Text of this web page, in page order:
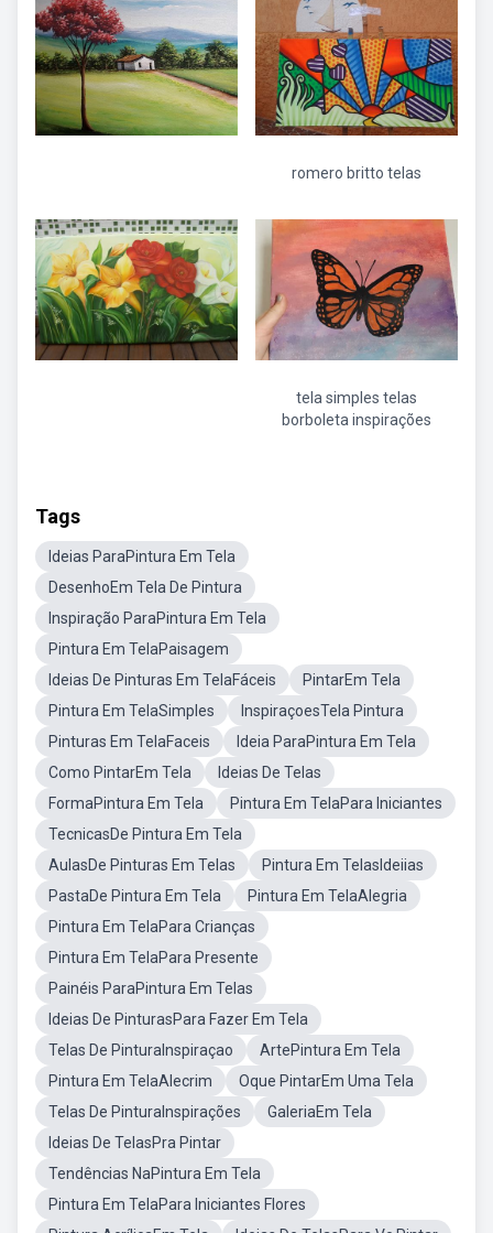
romero britto telas
tela simples telas
borboleta inspirações
Tags
Ideias ParaPintura Em Tela
DesenhoEm Tela De Pintura
Inspiração ParaPintura Em Tela
Pintura Em TelaPaisagem
Ideias De Pinturas Em TelaFáceis
PintarEm Tela
Pintura Em TelaSimples
InspiraçoesTela Pintura
Pinturas Em TelaFaceis
Ideia ParaPintura Em Tela
Como PintarEm Tela
Ideias De Telas
FormaPintura Em Tela
Pintura Em TelaPara Iniciantes
TecnicasDe Pintura Em Tela
AulasDe Pinturas Em Telas
Pintura Em TelasIdeiias
PastaDe Pintura Em Tela
Pintura Em TelaAlegria
Pintura Em TelaPara Crianças
Pintura Em TelaPara Presente
Painéis ParaPintura Em Telas
Ideias De PinturasPara Fazer Em Tela
Telas De PinturaInspiraçao
ArtePintura Em Tela
Pintura Em TelaAlecrim
Oque PintarEm Uma Tela
Telas De PinturaInspirações
GaleriaEm Tela
Ideias De TelasPra Pintar
Tendências NaPintura Em Tela
Pintura Em TelaPara Iniciantes Flores